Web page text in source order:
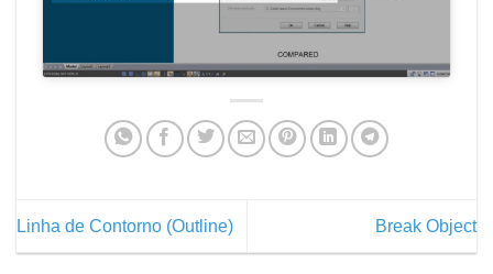
Linha de Contorno (Outline) Break Object